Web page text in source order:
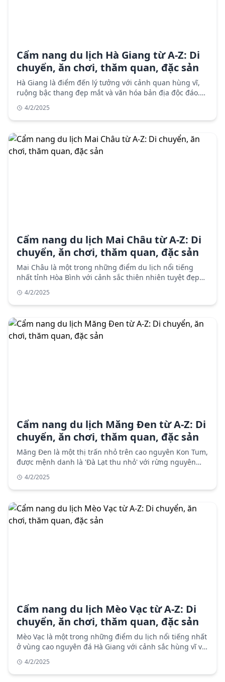
Cẩm nang du lịch Hà Giang từ A-Z: Di
chuyển, ăn chơi, thăm quan, đặc sản
Hà Giang là điểm đến lý tưởng với cảnh quan hùng vĩ,
ruộng bậc thang đẹp mắt và văn hóa bản địa độc đáo.
trú, điểm tham quan, ẩm thực và lưu ý khi du lịch Hà
Giang.
4/2/2025
Cẩm nang du lịch Mai Châu từ A-Z: Di
chuyển, ăn chơi, thăm quan, đặc sản
Mai Châu là một trong những điểm du lịch nổi tiếng
nhất tỉnh Hòa Bình với cảnh sắc thiên nhiên tuyệt đẹp
với thông tin di chuyển, lưu trú, điểm tham quan, ẩm
thực và lưu ý khi du lịch Mai Châu.
4/2/2025
Cẩm nang du lịch Măng Đen từ A-Z: Di
chuyển, ăn chơi, thăm quan, đặc sản
Măng Đen là một thị trấn nhỏ trên cao nguyên Kon Tum,
được mệnh danh là 'Đà Lạt thu nhỏ' với rừng nguyên
nang du lịch chi tiết với thông tin di chuyển, lưu trú,
điểm tham quan, ẩm thực và lưu ý khi du lịch Măng
Đen.
4/2/2025
Cẩm nang du lịch Mèo Vạc từ A-Z: Di
chuyển, ăn chơi, thăm quan, đặc sản
Mèo Vạc là một trong những điểm du lịch nổi tiếng nhất
ở vùng cao nguyên đá Hà Giang với cảnh sắc hùng vĩ và
thông tin di chuyển, lưu trú, điểm tham quan, ẩm thực
và lưu ý khi du lịch Mèo Vạc.
4/2/2025